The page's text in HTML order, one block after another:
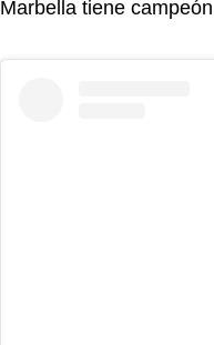
Marbella tiene